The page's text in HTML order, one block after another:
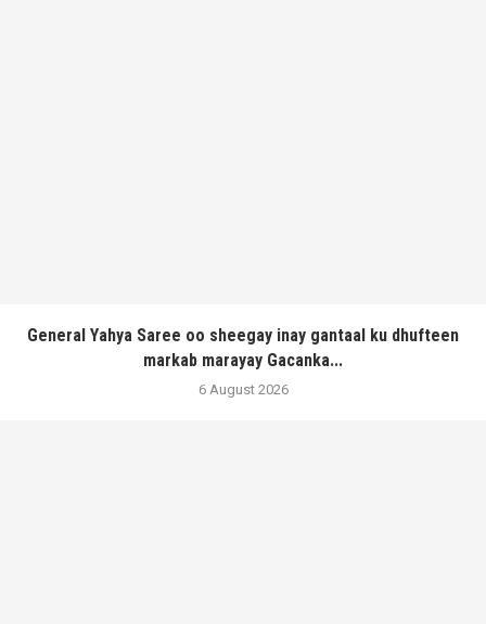
General Yahya Saree oo sheegay inay gantaal ku dhufteen
markab marayay Gacanka...
6 August 2026